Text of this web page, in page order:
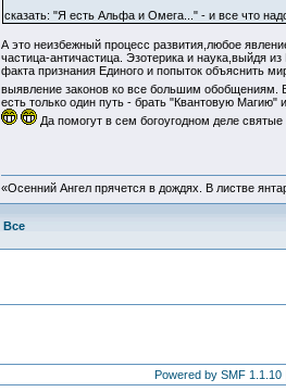
сказать: "Я есть Альфа и Омега..." - и все что
А это неизбежный процесс развития,любое
частица-античастица. Эзотерика и наука,выйдя
факта признания Единого и попыток объяснить
выявление законов ко все большим обобщениям.
есть только один путь - брать "Квантовую Магию"
Да помогут в сем богоугодном деле
«Осенний Ангел прячется в дождях. В листве
Все
Powered by SMF 1.1.10